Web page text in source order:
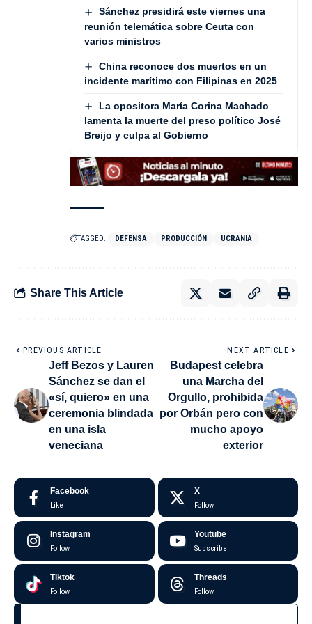
Sánchez presidirá este viernes una
reunión telemática sobre Ceuta con
varios ministros
China reconoce dos muertos en un
incidente marítimo con Filipinas en 2025
La opositora María Corina Machado
lamenta la muerte del preso político José
Breijo y culpa al Gobierno
TAGGED: DEFENSA PRODUCCIÓN UCRANIA
Share This Article
PREVIOUS ARTICLE
Jeff Bezos y Lauren
Sánchez se dan el
«sí, quiero» en una
ceremonia blindada
en una isla
veneciana
NEXT ARTICLE
Budapest celebra
una Marcha del
Orgullo, prohibida
por Orbán pero con
mucho apoyo
exterior
Facebook
Like
X
Follow
Instagram
Follow
Youtube
Subscribe
Tiktok
Follow
Threads
Follow